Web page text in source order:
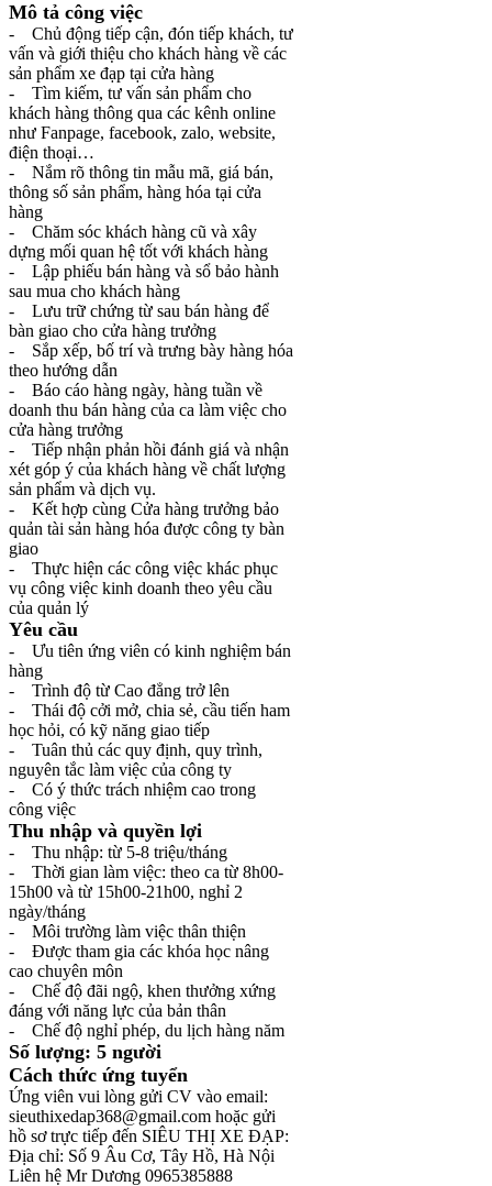
Mô tả công việc
- Chủ động tiếp cận, đón tiếp khách, tư
vấn và giới thiệu cho khách hàng về các
sản phẩm xe đạp tại cửa hàng
- Tìm kiếm, tư vấn sản phẩm cho
khách hàng thông qua các kênh online
như Fanpage, facebook, zalo, website,
điện thoại…
- Nắm rõ thông tin mẫu mã, giá bán,
thông số sản phẩm, hàng hóa tại cửa
hàng
- Chăm sóc khách hàng cũ và xây
dựng mối quan hệ tốt với khách hàng
- Lập phiếu bán hàng và sổ bảo hành
sau mua cho khách hàng
- Lưu trữ chứng từ sau bán hàng để
bàn giao cho cửa hàng trưởng
- Sắp xếp, bố trí và trưng bày hàng hóa
theo hướng dẫn
- Báo cáo hàng ngày, hàng tuần về
doanh thu bán hàng của ca làm việc cho
cửa hàng trưởng
- Tiếp nhận phản hồi đánh giá và nhận
xét góp ý của khách hàng về chất lượng
sản phẩm và dịch vụ.
- Kết hợp cùng Cửa hàng trưởng bảo
quản tài sản hàng hóa được công ty bàn
giao
- Thực hiện các công việc khác phục
vụ công việc kinh doanh theo yêu cầu
của quản lý
Yêu cầu
- Ưu tiên ứng viên có kinh nghiệm bán
hàng
- Trình độ từ Cao đẳng trở lên
- Thái độ cởi mở, chia sẻ, cầu tiến ham
học hỏi, có kỹ năng giao tiếp
- Tuân thủ các quy định, quy trình,
nguyên tắc làm việc của công ty
- Có ý thức trách nhiệm cao trong
công việc
Thu nhập và quyền lợi
- Thu nhập: từ 5-8 triệu/tháng
- Thời gian làm việc: theo ca từ 8h00-
15h00 và từ 15h00-21h00, nghỉ 2
ngày/tháng
- Môi trường làm việc thân thiện
- Được tham gia các khóa học nâng
cao chuyên môn
- Chế độ đãi ngộ, khen thưởng xứng
đáng với năng lực của bản thân
- Chế độ nghỉ phép, du lịch hàng năm
Số lượng: 5 người
Cách thức ứng tuyển
Ứng viên vui lòng gửi CV vào email:
sieuthixedap368@gmail.com hoặc gửi
hồ sơ trực tiếp đến SIÊU THỊ XE ĐẠP:
Địa chỉ: Số 9 Âu Cơ, Tây Hồ, Hà Nội
Liên hệ Mr Dương 0965385888